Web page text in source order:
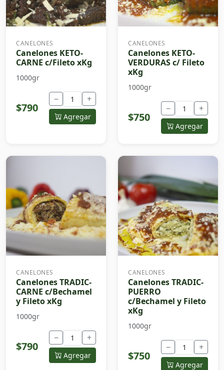
CANELONES
Canelones KETO-
CARNE c/Fileto xKg
1000gr
$790
− +
Agregar
CANELONES
Canelones KETO-
VERDURAS c/ Fileto
xKg
1000gr
$750
− +
Agregar
CANELONES
Canelones TRADIC-
CARNE c/Bechamel
y Fileto xKg
1000gr
$790
− +
Agregar
CANELONES
Canelones TRADIC-
PUERRO
c/Bechamel y Fileto
xKg
1000gr
$750
− +
Agregar